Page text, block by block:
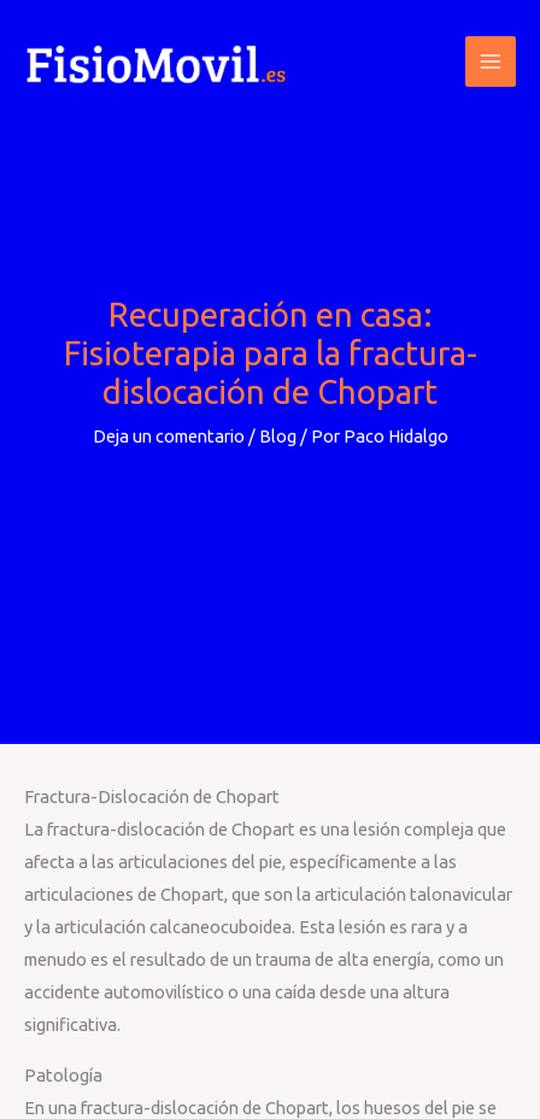
contenido
Recuperación en casa:
Fisioterapia para la fractura-
dislocación de Chopart
Deja un comentario / Blog/ Por Paco Hidalgo
Fractura-Dislocación de Chopart
La fractura-dislocación de Chopart es una lesión compleja que
afecta a las articulaciones del pie, específicamente a las
articulaciones de Chopart, que son la articulación talonavicular
y la articulación calcaneocuboidea. Esta lesión es rara y a
menudo es el resultado de un trauma de alta energía, como un
accidente automovilístico o una caída desde una altura
significativa.
Patología
En una fractura-dislocación de Chopart, los huesos del pie se